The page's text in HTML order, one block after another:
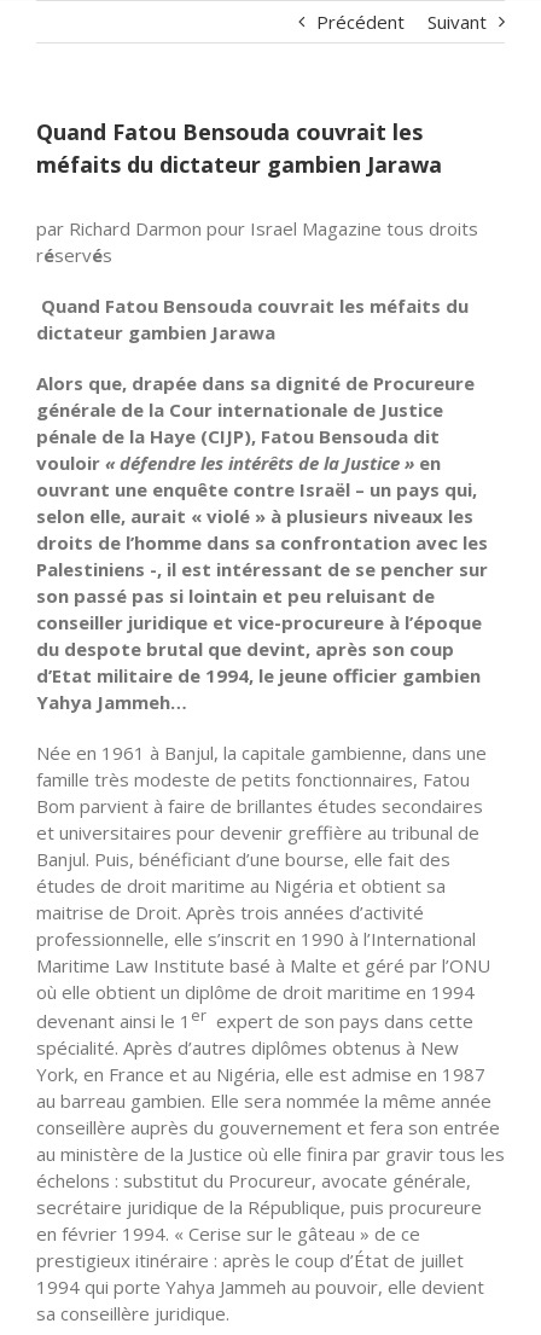
Précédent Suivant
Quand Fatou Bensouda couvrait les
méfaits du dictateur gambien Jarawa
par Richard Darmon pour Israel Magazine tous droits
réservés
Quand Fatou Bensouda couvrait les méfaits du
dictateur gambien Jarawa
Alors que, drapée dans sa dignité de Procureure
générale de la Cour internationale de Justice
pénale de la Haye (CIJP), Fatou Bensouda dit
vouloir « défendre les intérêts de la Justice » en
ouvrant une enquête contre Israël – un pays qui,
selon elle, aurait « violé » à plusieurs niveaux les
droits de l’homme dans sa confrontation avec les
Palestiniens -, il est intéressant de se pencher sur
son passé pas si lointain et peu reluisant de
conseiller juridique et vice-procureure à l’époque
du despote brutal que devint, après son coup
d’Etat militaire de 1994, le jeune officier gambien
Yahya Jammeh…
Née en 1961 à Banjul, la capitale gambienne, dans une
famille très modeste de petits fonctionnaires, Fatou
Bom parvient à faire de brillantes études secondaires
et universitaires pour devenir greffière au tribunal de
Banjul. Puis, bénéficiant d’une bourse, elle fait des
études de droit maritime au Nigéria et obtient sa
maitrise de Droit. Après trois années d’activité
professionnelle, elle s’inscrit en 1990 à l’International
Maritime Law Institute basé à Malte et géré par l’ONU
où elle obtient un diplôme de droit maritime en 1994
devenant ainsi le 1 er expert de son pays dans cette
spécialité. Après d’autres diplômes obtenus à New
York, en France et au Nigéria, elle est admise en 1987
au barreau gambien. Elle sera nommée la même année
conseillère auprès du gouvernement et fera son entrée
au ministère de la Justice où elle finira par gravir tous les
échelons : substitut du Procureur, avocate générale,
secrétaire juridique de la République, puis procureure
en février 1994. « Cerise sur le gâteau » de ce
prestigieux itinéraire : après le coup d’État de juillet
1994 qui porte Yahya Jammeh au pouvoir, elle devient
sa conseillère juridique.